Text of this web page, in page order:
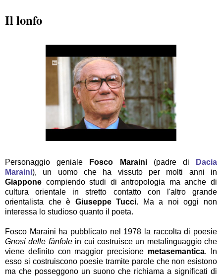
Il lonfo
Personaggio geniale Fosco Maraini(padre di
Dacia
Maraini), un uomo che ha vissuto per molti anni in
Giappone compiendo studi di antropologia ma anche di
cultura orientale in stretto contatto con l'altro grande
orientalista che è Giuseppe Tucci. Ma a noi oggi non
interessa lo studioso quanto il poeta.
Fosco Maraini ha pubblicato nel 1978 la raccolta di poesie
Gnosi delle fànfolein cui costruisce un metalinguaggio che
viene definito con maggior precisione metasemantica. In
esso si costruiscono poesie tramite parole che non esistono
ma che posseggono un suono che richiama a significati di